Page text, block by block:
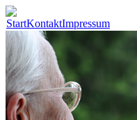
StartKontaktImpressum